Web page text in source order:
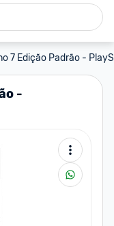
7 Edição Padrão -
-